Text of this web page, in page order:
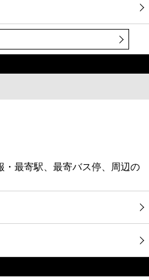
最寄駅、最寄バス停、周辺の